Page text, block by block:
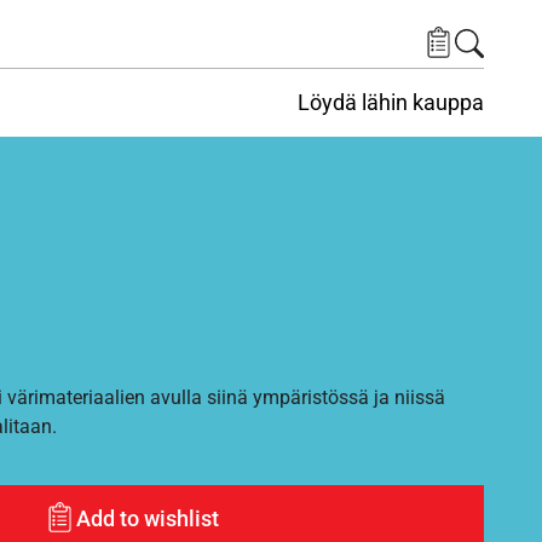
Löydä lähin kauppa
avulla siinä ympäristössä ja niissä
Add to wishlist